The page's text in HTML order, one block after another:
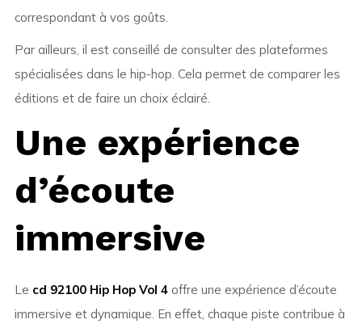
correspondant à vos goûts.
Par ailleurs, il est conseillé de consulter des plateformes
spécialisées dans le hip-hop. Cela permet de comparer les
éditions et de faire un choix éclairé.
Une expérience
d’écoute
immersive
Le cd 92100 Hip Hop Vol 4offre une expérience d’écoute
immersive et dynamique. En effet, chaque piste contribue à